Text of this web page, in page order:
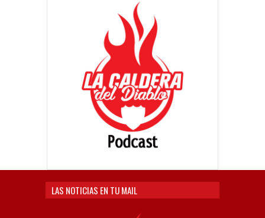
LAS NOTICIAS EN TU MAIL